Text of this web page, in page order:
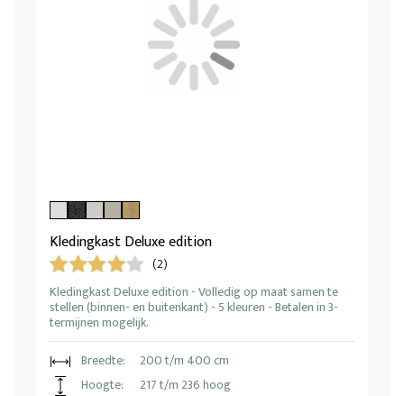
Kledingkast Deluxe edition
(2)
Kledingkast Deluxe edition - Volledig op maat samen te
stellen (binnen- en buitenkant) - 5 kleuren - Betalen in 3-
termijnen mogelijk.
Breedte:
200 t/m 400 cm
Hoogte:
217 t/m 236 hoog